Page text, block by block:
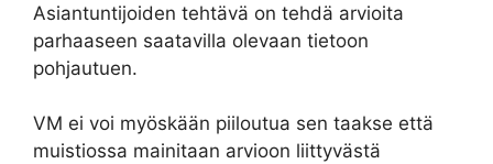
Asiantuntijoiden tehtävä on tehdä arvioita
parhaaseen saatavilla olevaan tietoon
pohjautuen.
VM ei voi myöskään piiloutua sen taakse että
muistiossa mainitaan arvioon liittyvästä